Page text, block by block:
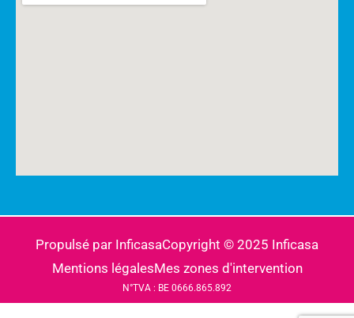
Propulsé par InficasaCopyright © 2025 Inficasa
Mentions légalesMes zones d'intervention
N°TVA : BE 0666.865.892